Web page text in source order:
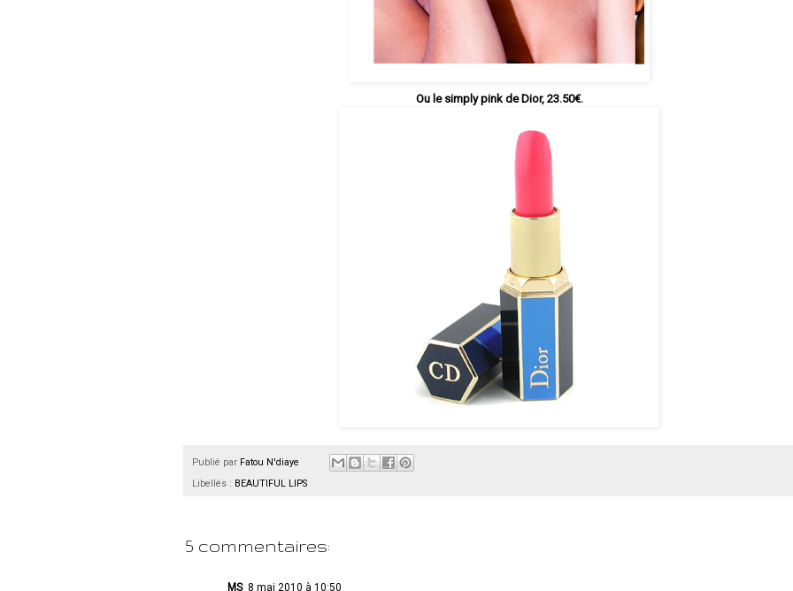
Ou le simply pink de Dior, 23.50€.
Publié par Fatou N'diaye
Libellés : BEAUTIFUL LIPS
5 commentaires:
MS 8 mai 2010 à 10:50